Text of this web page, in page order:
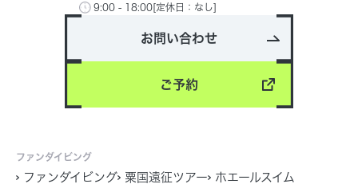
9:00 - 18:00[定休日：なし]
お問い合わせ
ご予約
ファンダイビング
ファンダイビング 粟国遠征ツアー
ホエールスイム